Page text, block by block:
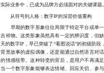
实际业务中，已成为品牌方必须面对的关键课题
从符号到人格：数字IP的深层价值重构
早期的数字形象往往局限于特定平台或单一
吉祥物。这类形象虽然具有一定的辨识度，但
天的数字IP，早已突破了“看图说话”的初级阶
背景故事的虚拟偶像，还是能通过自然语言对
的情感纽带。这种转变的背后，是用户不再满
当一个数字形象能够表达情绪、回应关切、参